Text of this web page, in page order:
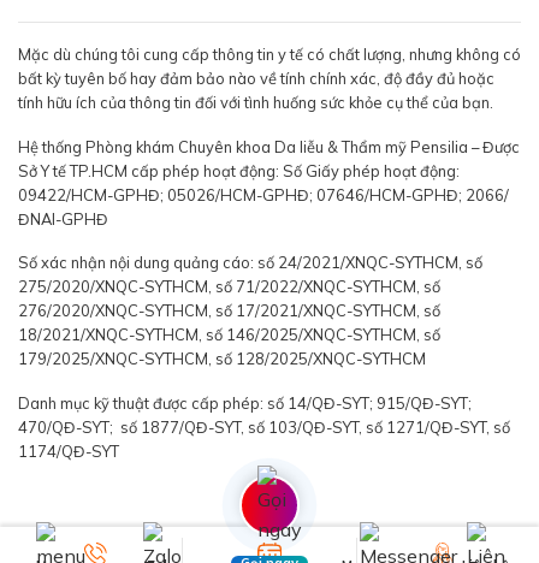
Mặc dù chúng tôi cung cấp thông tin y tế có chất lượng, nhưng không có
bất kỳ tuyên bố hay đảm bảo nào về tính chính xác, độ đầy đủ hoặc
tính hữu ích của thông tin đối với tình huống sức khỏe cụ thể của bạn.
Hệ thống Phòng khám Chuyên khoa Da liễu & Thẩm mỹ Pensilia – Được
Sở Y tế TP.HCM cấp phép hoạt động: Số Giấy phép hoạt động:
09422/HCM-GPHĐ; 05026/HCM-GPHĐ; 07646/HCM-GPHĐ; 2066/
ĐNAI-GPHĐ
Số xác nhận nội dung quảng cáo: số 24/2021/XNQC-SYTHCM, số
275/2020/XNQC-SYTHCM, số 71/2022/XNQC-SYTHCM, số
276/2020/XNQC-SYTHCM, số 17/2021/XNQC-SYTHCM, số
18/2021/XNQC-SYTHCM, số 146/2025/XNQC-SYTHCM, số
179/2025/XNQC-SYTHCM, số 128/2025/XNQC-SYTHCM
Danh mục kỹ thuật được cấp phép: số 14/QĐ-SYT; 915/QĐ-SYT;
470/QĐ-SYT; số 1877/QĐ-SYT, số 103/QĐ-SYT, số 1271/QĐ-SYT, số
1174/QĐ-SYT